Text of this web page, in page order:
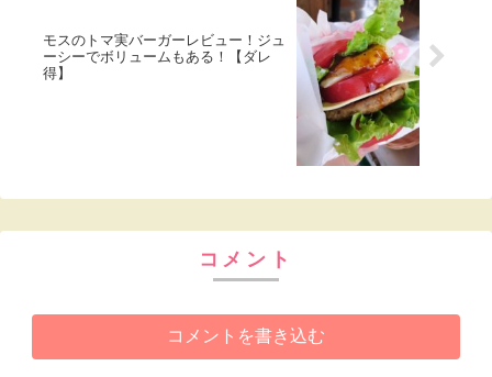
モスのトマ実バーガーレビュー！ジュ
ーシーでボリュームもある！【ダレ
得】
コメント
コメントを書き込む